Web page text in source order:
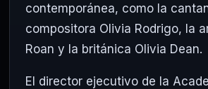
contemporánea, como la
compositora Olivia Rodrigo, la
Roan y la británica Olivia Dean.
El director ejecutivo de la